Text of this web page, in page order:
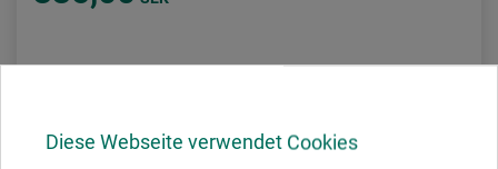
Diese Webseite verwendet Cookies